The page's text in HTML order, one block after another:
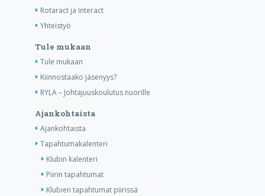
Rotaract ja Interact
Yhteistyö
Tule mukaan
Tule mukaan
Kiinnostaako jäsenyys?
RYLA – Johtajuuskoulutus nuorille
Ajankohtaista
Ajankohtaista
Tapahtumakalenteri
Klubin kalenteri
Piirin tapahtumat
Klubien tapahtumat piirissä